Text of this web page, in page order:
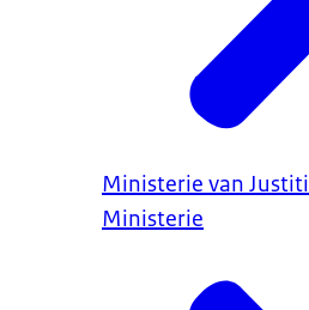
Ministerie van
Ministerie